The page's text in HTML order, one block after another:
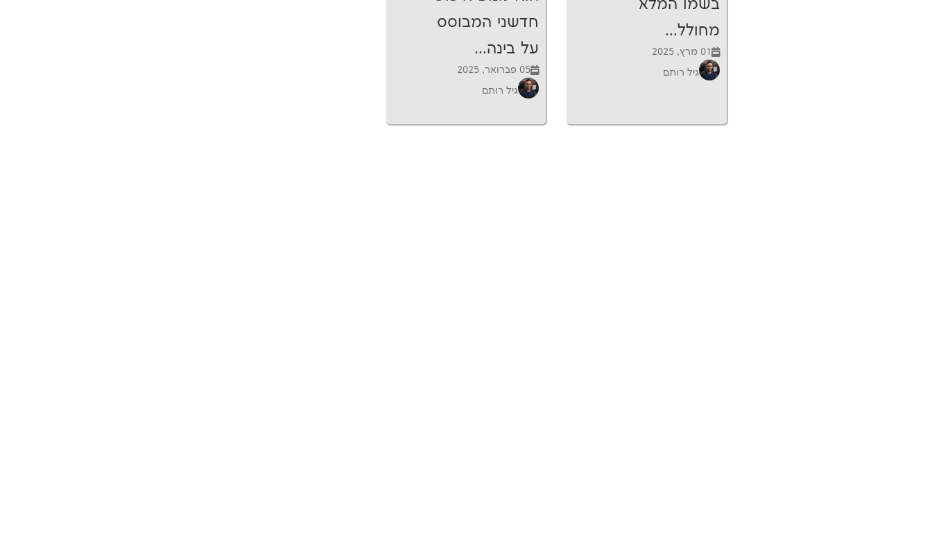
בשמו המלא
מחולל...
01 מרץ, 2025
גיל רותם
חדשני המבוסס
על בינה...
05 פברואר, 2025
גיל רותם